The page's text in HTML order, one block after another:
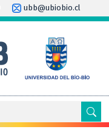
ubb@ubiobio.cl